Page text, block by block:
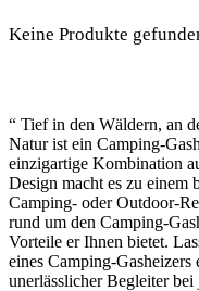
Keine Produkte
“ Tief in den Wäldern, an
Natur ist ein Camping-
einzigartige Kombination
Design macht es zu einem
Camping- oder Outdoor-
rund um den Camping-
Vorteile er Ihnen bietet.
eines Camping-
unerlässlicher Begleiter bei